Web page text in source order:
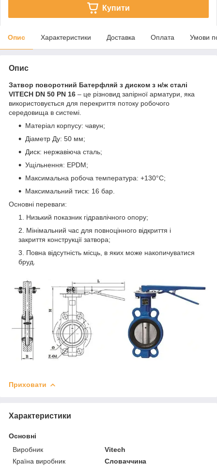
Купити
Опис Характеристики Доставка Оплата Умови
Опис
Затвор поворотний Батерфляй з диском з н/ж сталі
VITECH DN 50 PN 16 – це різновид запірної арматури, яка
використовується для перекриття потоку робочого
середовища в системі.
Матеріал корпусу: чавун;
Діаметр Ду: 50 мм;
Диск: нержавіюча сталь;
Ущільнення: EPDM;
Максимальна робоча температура: +130°С;
Максимальний тиск: 16 бар.
Основні переваги:
Низький показник гідравлічного опору;
Мінімальний час для повноцінного відкриття і
закриття конструкції затвора;
Повна відсутність місць, в яких може накопичуватися
бруд.
Приховати
Характеристики
Основні
Виробник
Vitech
Країна виробник
Словаччина